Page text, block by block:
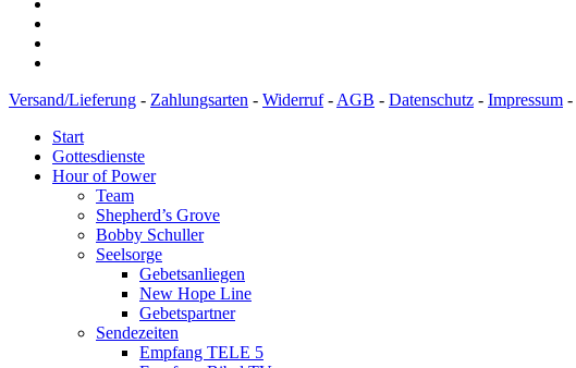
Versand/Lieferung - Zahlungsarten - Widerruf- AGB - Datenschutz - Impressum -
Start
Gottesdienste
Hour of Power
Team
Shepherd’s Grove
Bobby Schuller
Seelsorge
Gebetsanliegen
New Hope Line
Gebetspartner
Sendezeiten
Empfang TELE 5